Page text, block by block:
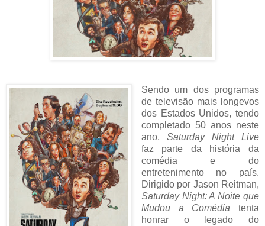
Sendo um dos programas
de televisão mais longevos
dos Estados Unidos, tendo
completado 50 anos neste
ano, Saturday Night Live
faz parte da história da
comédia e do
entretenimento no país.
Dirigido por Jason Reitman,
Saturday Night: A Noite que
Mudou a Comédia tenta
honrar o legado do